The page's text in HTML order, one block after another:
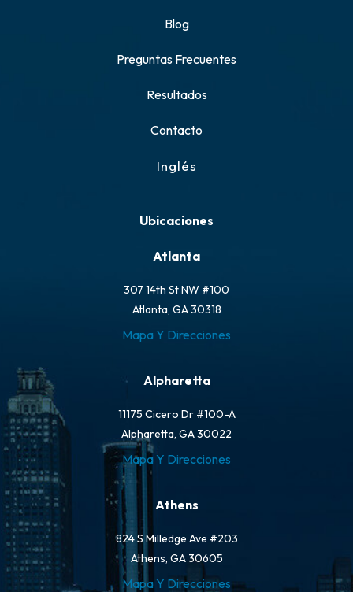
Blog
Preguntas Frecuentes
Resultados
Contacto
Inglés
Ubicaciones
Atlanta
307 14th St NW #100
Atlanta, GA 30318
Mapa Y Direcciones
Alpharetta
11175 Cicero Dr #100-A
Alpharetta, GA 30022
Mapa Y Direcciones
Athens
824 S Milledge Ave #203
Athens, GA 30605
Mapa Y Direcciones